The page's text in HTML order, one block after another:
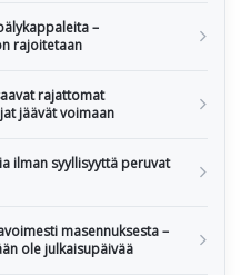
–
rajoitetaan
rajattomat
jäävät voimaan
ilman syyllisyyttä peruvat
masennuksesta –
ole julkaisupäivää